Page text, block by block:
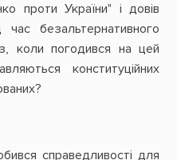
проти України" і довів
безальтернативного
коли погодився на цей
конституційних
справедливості для